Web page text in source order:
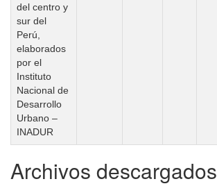
del centro y
sur del
Perú,
elaborados
por el
Instituto
Nacional de
Desarrollo
Urbano –
INADUR
Archivos descargados